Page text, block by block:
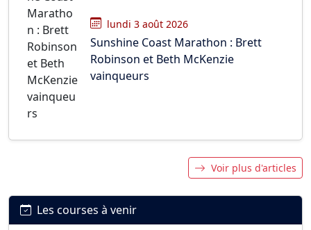
lundi 3 août 2026
Sunshine Coast Marathon : Brett
Robinson et Beth McKenzie
vainqueurs
Voir plus d'articles
Les courses à venir